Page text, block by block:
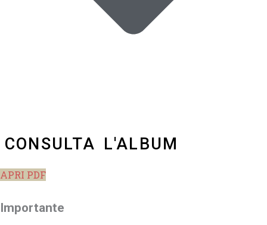
CONSULTA L'ALBUM
APRI PDF
Importante